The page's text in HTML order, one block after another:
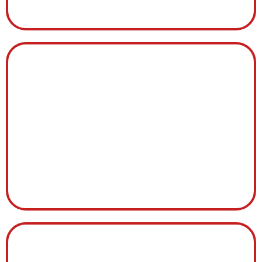
JOINT
SONDE